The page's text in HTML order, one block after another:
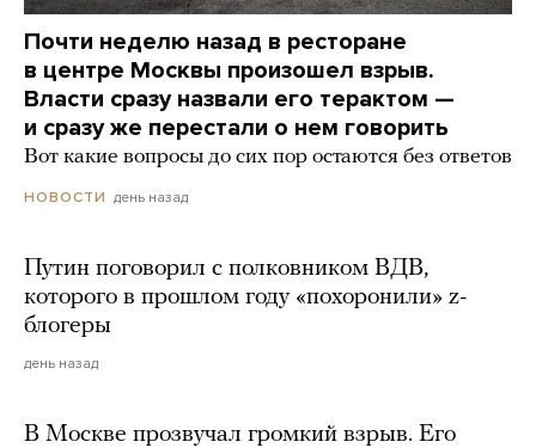
Почти неделю назад в ресторане
в центре Москвы произошел взрыв.
Власти сразу назвали его терактом —
и сразу же перестали о нем говорить
Вот какие вопросы до сих пор остаются без ответов
НОВОСТИ день назад
Путин поговорил с полковником ВДВ,
которого в прошлом году «похоронили» z-
блогеры
день назад
В Москве прозвучал громкий взрыв. Его